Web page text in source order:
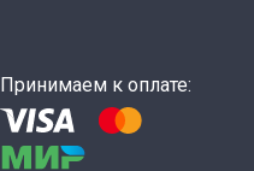
Принимаем к оплате: